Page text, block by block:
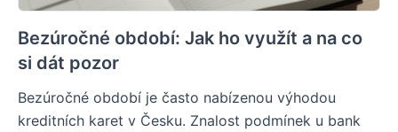
Bezúročné období: Jak ho využít a na co
si dát pozor
Bezúročné období je často nabízenou výhodou
kreditních karet v Česku. Znalost podmínek u bank